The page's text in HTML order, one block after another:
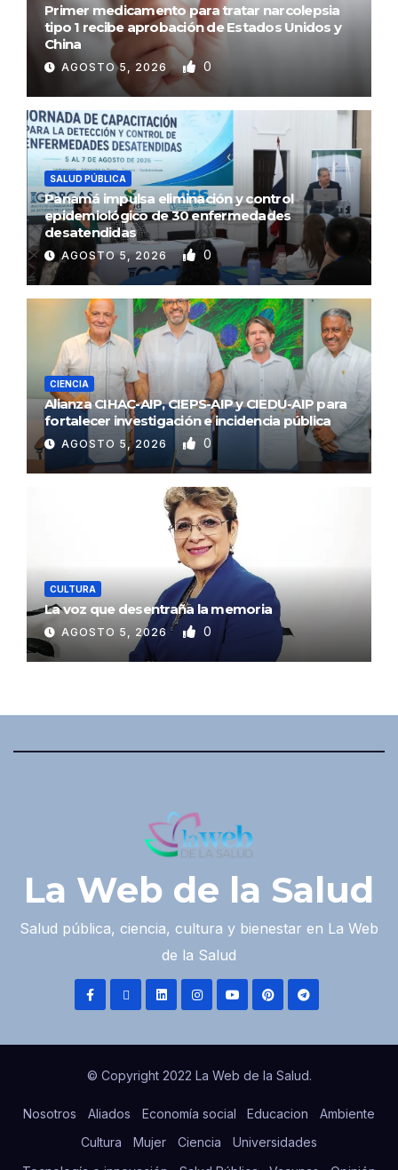
Primer medicamento para tratar narcolepsia
tipo 1 recibe aprobación de Estados Unidos y
China
AGOSTO 5, 2026 0
SALUD PÚBLICA
Panamá impulsa eliminación y control
epidemiológico de 30 enfermedades
desatendidas
AGOSTO 5, 2026 0
CIENCIA
Alianza CIHAC-AIP, CIEPS-AIP y CIEDU-AIP para
fortalecer investigación e incidencia pública
AGOSTO 5, 2026 0
CULTURA
La voz que desentraña la memoria
AGOSTO 5, 2026 0
La Web de la Salud
Salud pública, ciencia, cultura y bienestar en La Web
de la Salud
© Copyright 2022 La Web de la Salud.
Nosotros Aliados Economía social Educacion
Ambiente
Cultura
Mujer Ciencia
Universidades